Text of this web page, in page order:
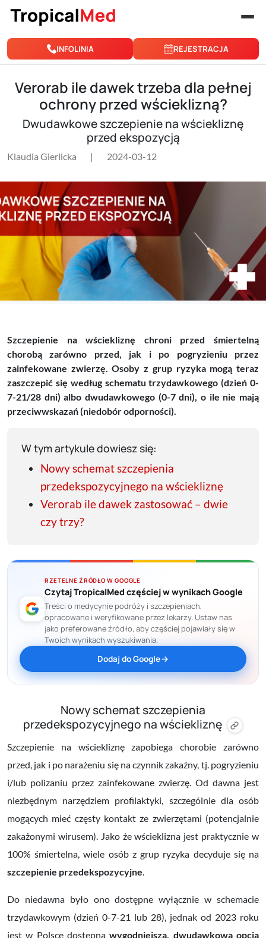
Przejdź do treści
INFOLINIA REJESTRACJA
Verorab ile dawek trzeba dla pełnej
ochrony przed wścieklizną?
Dwudawkowe szczepienie na wściekliznę
przed ekspozycją
Klaudia Gierlicka | 2024-03-12
Szczepienie na wściekliznę chroni przed śmiertelną
chorobą zarówno przed, jak i po pogryzieniu przez
zainfekowane zwierzę. Osoby z grup ryzyka mogą teraz
zaszczepić się według schematu trzydawkowego (dzień 0-
7-21/28 dni) albo dwudawkowego (0-7 dni), o ile nie mają
przeciwwskazań (niedobór odporności).
W tym artykule dowiesz się:
Nowy schemat szczepienia
przedekspozycyjnego na wściekliznę
Verorab ile dawek zastosować – dwie
czy trzy?
RZETELNE ŹRÓDŁO W GOOGLE
Czytaj TropicalMed częściej w wynikach Google
Treści o medycynie podróży i szczepieniach,
opracowane i weryfikowane przez lekarzy. Ustaw nas
jako preferowane źródło, aby częściej pojawiały się w
Twoich wynikach wyszukiwania.
Dodaj do Google
Nowy schemat szczepienia
przedekspozycyjnego na wściekliznę
Szczepienie na wściekliznę zapobiega chorobie zarówno
przed, jak i po narażeniu się na czynnik zakaźny, tj. pogryzieniu
i/lub polizaniu przez zainfekowane zwierzę. Od dawna jest
niezbędnym narzędziem profilaktyki, szczególnie dla osób
mogących mieć częsty kontakt ze zwierzętami (potencjalnie
zakażonymi wirusem). Jako że wścieklizna jest praktycznie w
100% śmiertelna, wiele osób z grup ryzyka decyduje się na
szczepienie przedekspozycyjne.
Do niedawna było ono dostępne wyłącznie w schemacie
trzydawkowym (dzień 0-7-21 lub 28), jednak od 2023 roku
jest w Polsce dostępnawygodniejsza, dwudawkowa opcja